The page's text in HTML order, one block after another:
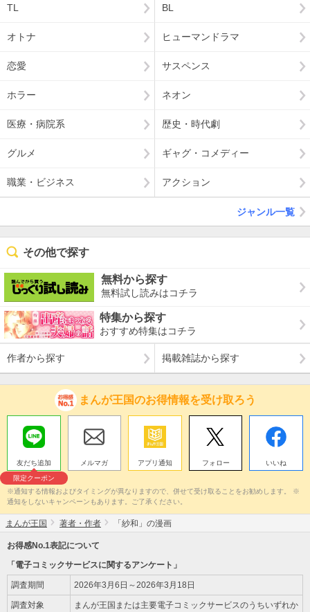
TL BL
オトナ ヒューマンドラマ
恋愛 サスペンス
ホラー ネオン
医療・病院系 歴史・時代劇
グルメ ギャグ・コメディー
職業・ビジネス アクション
ジャンル一覧
その他で探す
無料から探す
無料試し読みはコチラ
特集から探す
おすすめ特集はコチラ
作者から探す 掲載雑誌から探す
まんが王国のお得情報を受け取ろう
友だち追加
限定クーポン
メルマガ アプリ通知 フォロー いいね
※通知する情報およびタイミングが異なりますので、併せて受け取ることをお勧めします。 ※
通知をしないキャンペーンもあります。ご了承ください。
まんが王国 著者・作者 「紗和」の漫画
お得感No.1表記について
「電子コミックサービスに関するアンケート」
調査期間 2026年3月6日～2026年3月18日
調査対象 まんが王国または主要電子コミックサービスのうちいずれか